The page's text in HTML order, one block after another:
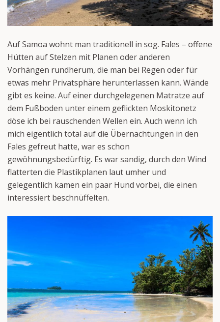
Auf Samoa wohnt man traditionell in sog. Fales – offene
Hütten auf Stelzen mit Planen oder anderen
Vorhängen rundherum, die man bei Regen oder für
etwas mehr Privatsphäre herunterlassen kann. Wände
gibt es keine. Auf einer durchgelegenen Matratze auf
dem Fußboden unter einem geflickten Moskitonetz
döse ich bei rauschenden Wellen ein. Auch wenn ich
mich eigentlich total auf die Übernachtungen in den
Fales gefreut hatte, war es schon
gewöhnungsbedürftig. Es war sandig, durch den Wind
flatterten die Plastikplanen laut umher und
gelegentlich kamen ein paar Hund vorbei, die einen
interessiert beschnüffelten.